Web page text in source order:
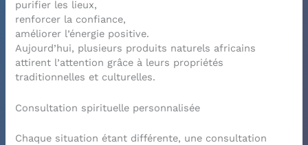
purifier les lieux,
renforcer la confiance,
améliorer l’énergie positive.
Aujourd’hui, plusieurs produits naturels africains
attirent l’attention grâce à leurs propriétés
traditionnelles et culturelles.
Consultation spirituelle personnalisée
Chaque situation étant différente, une consultation